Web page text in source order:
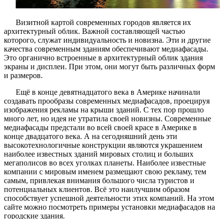
Визитной картой современных городов является их
архитектурный облик. Важной составляющей частью
которого, служат индивидуальность и новизна. Эти и другие
качества современным зданиям обеспечивают медиафасады.
Это органично встроенные в архитектурный облик здания
экраны и дисплеи. При этом, они могут быть различных форм
и размеров.
Ещё в конце девятнадцатого века в Америке начинали
создавать прообразы современных медиафасадов, проецируя
изображения рекламы на крыши зданий. С тех пор прошло
много лет, но идея не утратила своей новизны. Современные
медиафасады предстали во всей своей красе в Америке в
конце двадцатого века. А на сегодняшний день эти
высокотехнологичные конструкции являются украшением
наиболее известных зданий мировых столиц и больших
мегаполисов во всех уголках планеты. Наиболее известные
компании с мировым именем размещают свою рекламу, тем
самым, привлекая внимания большого числа туристов и
потенциальных клиентов. Всё это наилучшим образом
способствует успешной деятельности этих компаний. На этом
сайте можно посмотреть примеры установки медиафасадов на
городские здания.